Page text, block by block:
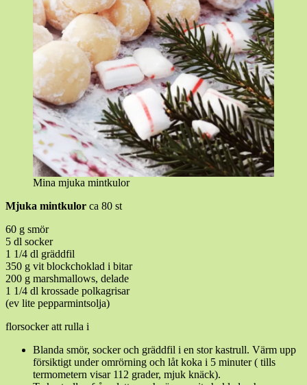
Mina mjuka mintkulor
Mjuka mintkulor ca 80 st
60 g smör
5 dl socker
1 1/4 dl gräddfil
350 g vit blockchoklad i bitar
200 g marshmallows, delade
1 1/4 dl krossade polkagrisar
(ev lite pepparmintsolja)
florsocker att rulla i
Blanda smör, socker och gräddfil i en stor kastrull. Värm upp
försiktigt under omrörning och låt koka i 5 minuter ( tills
termometern visar 112 grader, mjuk knäck).